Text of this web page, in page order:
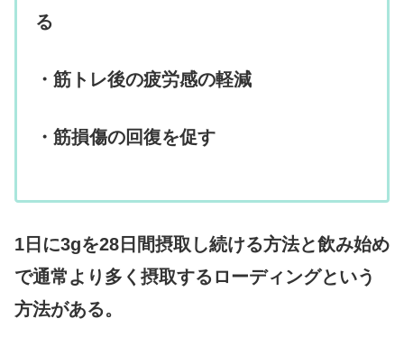
る
・筋トレ後の疲労感の軽減
・筋損傷の回復を促す
1日に3gを28日間摂取し続ける方法と飲み始め
で通常より多く摂取するローディングという
方法がある。